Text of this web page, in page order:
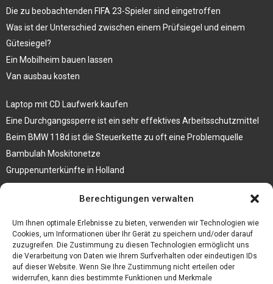
Berechtigungen verwalten
Um Ihnen optimale Erlebnisse zu bieten, verwenden wir Technologien wie
Cookies, um Informationen über Ihr Gerät zu speichern und/oder darauf
zuzugreifen. Die Zustimmung zu diesen Technologien ermöglicht uns
die Verarbeitung von Daten wie Ihrem Surfverhalten oder eindeutigen IDs
auf dieser Website. Wenn Sie Ihre Zustimmung nicht erteilen oder
widerrufen, kann dies bestimmte Funktionen und Merkmale
Die zu beobachtenden FIFA 23-Spieler sind eingetroffen
Was ist der Unterschied zwischen einem Prüfsiegel und einem
Gütesiegel?
Ein Mobilheim bauen lassen
Van ausbau kosten
Laptop mit CD Laufwerk kaufen
Eine Durchgangssperre ist ein sehr effektives Arbeitsschutzmittel
Beim BMW 118d ist die Steuerkette zu oft eine Problemquelle
Bambulah Moskitonetze
Gruppenunterkünfte in Holland
Jutebeutel kaufen und ihre Strapazierfähigkeit nutzen
Personalhandbuch
10 Tipps um einen guten Eindruck zu machen
Sahnemaschine